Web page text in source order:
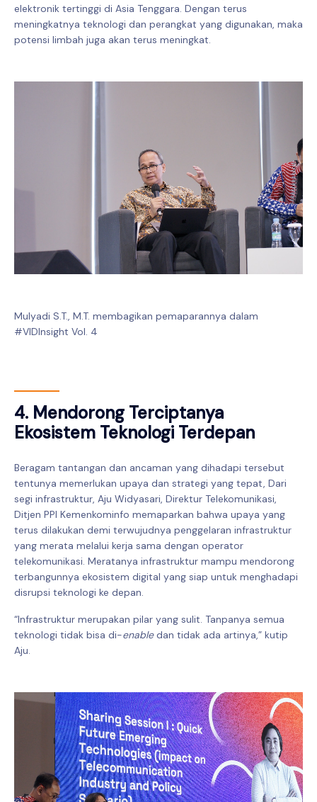
elektronik tertinggi di Asia Tenggara. Dengan terus
meningkatnya teknologi dan perangkat yang digunakan, maka
potensi limbah juga akan terus meningkat.
Mulyadi S.T., M.T. membagikan pemaparannya dalam
#VIDInsight Vol. 4
4. Mendorong Terciptanya
Ekosistem Teknologi Terdepan
Beragam tantangan dan ancaman yang dihadapi tersebut
tentunya memerlukan upaya dan strategi yang tepat, Dari
segi infrastruktur, Aju Widyasari, Direktur Telekomunikasi,
Ditjen PPI Kemenkominfo memaparkan bahwa upaya yang
terus dilakukan demi terwujudnya penggelaran infrastruktur
yang merata melalui kerja sama dengan operator
telekomunikasi. Meratanya infrastruktur mampu mendorong
terbangunnya ekosistem digital yang siap untuk menghadapi
disrupsi teknologi ke depan.
“Infrastruktur merupakan pilar yang sulit. Tanpanya semua
teknologi tidak bisa di-enabledan tidak ada artinya,” kutip
Aju.